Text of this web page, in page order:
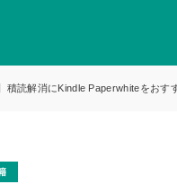
積読解消にKindle Paperwhiteをおす